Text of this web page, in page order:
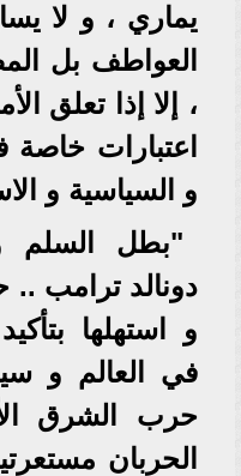
يماري ، و لا
العواطف بل
، إلا إذا تعلق
اعتبارات خاصة
و السياسية و
"بطل
دونالد ترامب ..
و استهلها
في العالم و
حرب الشرق
الحربان